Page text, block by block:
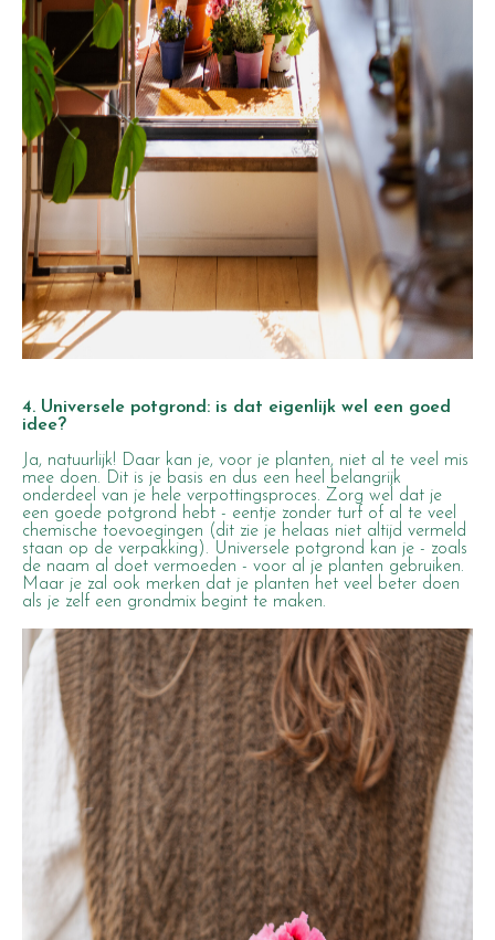
4. Universele potgrond: is dat eigenlijk wel een goed
idee?
Ja, natuurlijk! Daar kan je, voor je planten, niet al te veel mis
mee doen. Dit is je basis en dus een heel belangrijk
onderdeel van je hele verpottingsproces. Zorg wel dat je
een goede potgrond hebt - eentje zonder turf of al te veel
chemische toevoegingen (dit zie je helaas niet altijd vermeld
staan op de verpakking). Universele potgrond kan je - zoals
de naam al doet vermoeden - voor al je planten gebruiken.
Maar je zal ook merken dat je planten het veel beter doen
als je zelf een grondmix begint te maken.